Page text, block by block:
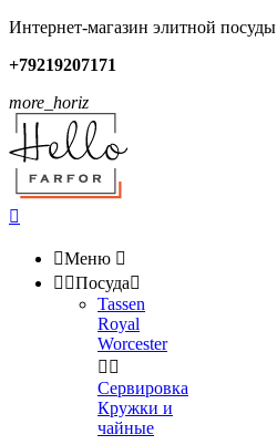
Интернет-магазин элитной посуды
+79219207171
more_horiz

Меню 
 Посуда
Tassen
Royal
Worcester
 
Сервировка
Кружки и
чайные